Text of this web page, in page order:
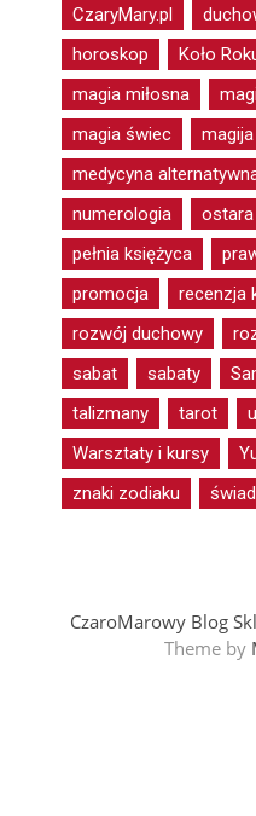
CzaryMary.pl
horoskop
Koło
magia miłosna
magia świec
magija
medycyna
numerologia
ostara
pełnia księżyca
promocja
recenzja
rozwój duchowy
sabat
sabaty
talizmany
tarot
Warsztaty i kursy
znaki zodiaku
CzaroMarowy Blog
Theme by